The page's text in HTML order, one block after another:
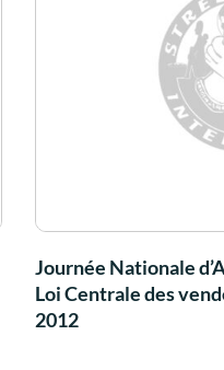
Journée Nationale
Loi Centrale des
2012